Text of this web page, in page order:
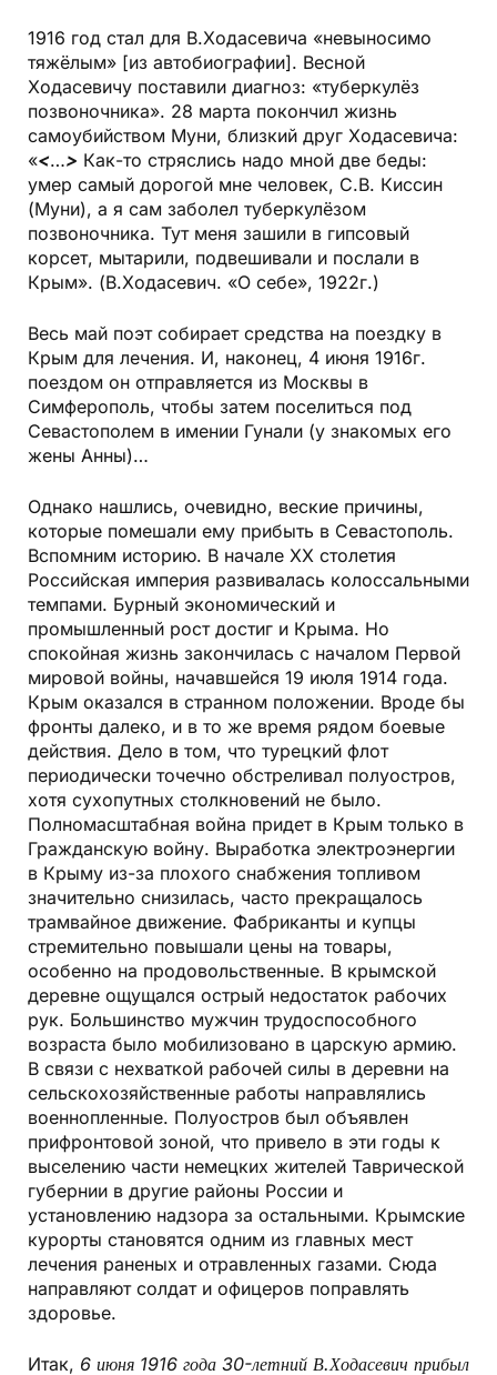
1916 год стал для В.Ходасевича «невыносимо
тяжёлым» [из автобиографии]. Весной
Ходасевичу поставили диагноз: «туберкулёз
позвоночника». 28 марта покончил жизнь
самоубийством Муни, близкий друг Ходасевича:
«<…> Как-то стряслись надо мной две беды:
умер самый дорогой мне человек, С.В. Киссин
(Муни), а я сам заболел туберкулёзом
позвоночника. Тут меня зашили в гипсовый
корсет, мытарили, подвешивали и послали в
Крым». (В.Ходасевич. «О себе», 1922г.)
Весь май поэт собирает средства на поездку в
Крым для лечения. И, наконец, 4 июня 1916г.
поездом он отправляется из Москвы в
Симферополь, чтобы затем поселиться под
Севастополем в имении Гунали (у знакомых его
жены Анны)…
Однако нашлись, очевидно, веские причины,
которые помешали ему прибыть в Севастополь.
Вспомним историю. В начале XX столетия
Российская империя развивалась колоссальными
темпами. Бурный экономический и
промышленный рост достиг и Крыма. Но
спокойная жизнь закончилась с началом Первой
мировой войны, начавшейся 19 июля 1914 года.
Крым оказался в странном положении. Вроде бы
фронты далеко, и в то же время рядом боевые
действия. Дело в том, что турецкий флот
периодически точечно обстреливал полуостров,
хотя сухопутных столкновений не было.
Полномасштабная война придет в Крым только в
Гражданскую войну. Выработка электроэнергии
в Крыму из-за плохого снабжения топливом
значительно снизилась, часто прекращалось
трамвайное движение. Фабриканты и купцы
стремительно повышали цены на товары,
особенно на продовольственные. В крымской
деревне ощущался острый недостаток рабочих
рук. Большинство мужчин трудоспособного
возраста было мобилизовано в царскую армию.
В связи с нехваткой рабочей силы в деревни на
сельскохозяйственные работы направлялись
военнопленные. Полуостров был объявлен
прифронтовой зоной, что привело в эти годы к
выселению части немецких жителей Таврической
губернии в другие районы России и
установлению надзора за остальными. Крымские
курорты становятся одним из главных мест
лечения раненых и отравленных газами. Сюда
направляют солдат и офицеров поправлять
здоровье.
Итак, 6 июня 1916 года 30-летний В.Ходасевич прибыл